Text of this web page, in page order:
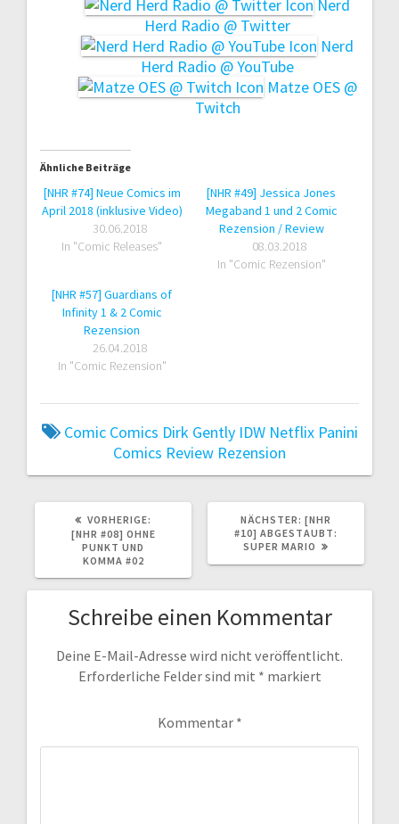
Nerd
Herd Radio @ Twitter
Nerd
Herd Radio @ YouTube
Matze OES @
Twitch
Ähnliche Beiträge
[NHR #74] Neue Comics im
April 2018 (inklusive Video)
30.06.2018
In "Comic Releases"
[NHR #49] Jessica Jones
Megaband 1 und 2 Comic
Rezension / Review
08.03.2018
In "Comic Rezension"
[NHR #57] Guardians of
Infinity 1 & 2 Comic
Rezension
26.04.2018
In "Comic Rezension"
Comic Comics Dirk Gently IDW Netflix Panini
Comics Review Rezension
VORHERIGE:
BEITRAG:
[NHR #08] OHNE
PUNKT UND
KOMMA #02
NÄCHSTER: NÄCHSTER
BEITRAG:
[NHR
#10] ABGESTAUBT:
SUPER MARIO
Schreibe einen Kommentar
Deine E-Mail-Adresse wird nicht veröffentlicht.
Erforderliche Felder sind mit * markiert
Kommentar *